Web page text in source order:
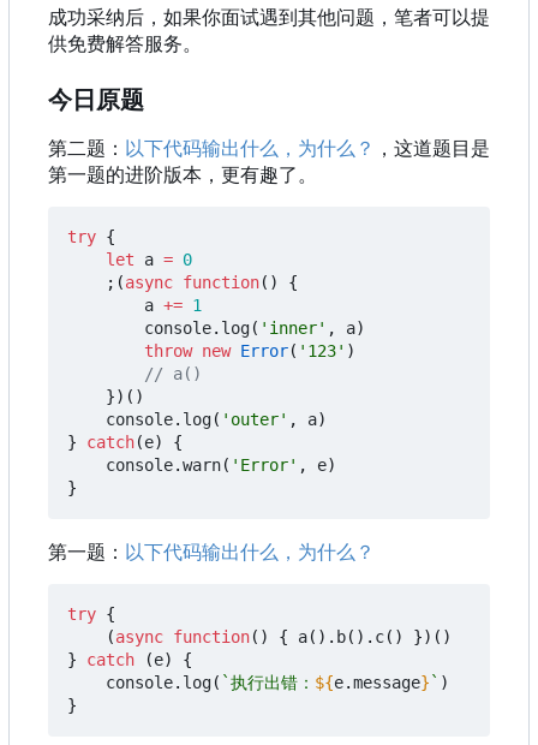
成功采纳后，如果你面试遇到其他问题，笔者可以提
供免费解答服务。
今日原题
第二题： 以下代码输出什么，为什么？ ，这道题目是
第一题的进阶版本，更有趣了。
try {
let
a = 0
;(async function()
{
a += 1
console. log( 'inner' , a)
throw new Error( '123' )
})()
console. log( 'outer' , a)
}
catch(e)
{
console.warn( 'Error' , e)
}
第一题： 以下代码输出什么，为什么？
try {
(async function() { a(). b(). c()
})()
}
catch (e)
{
console. log( `执行出错： ${e.message} ` )
}